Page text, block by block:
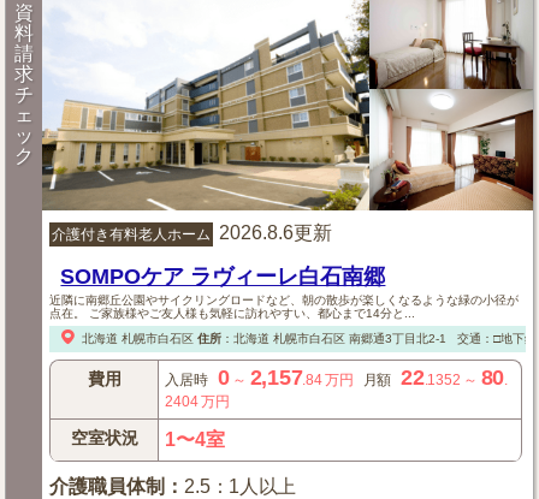
資
料
請
求
チ
ェ
ッ
ク
介護付き有料老人ホーム 2026.8.6更新
SOMPOケア ラヴィーレ白石南郷
近隣に南郷丘公園やサイクリングロードなど、朝の散歩が楽しくなるような緑の小径が
点在。 ご家族様やご友人様も気軽に訪れやすい、都心まで14分と...
北海道 札幌市白石区 住所： 北海道 札幌市白石区南郷通3丁目北2-1 交通：□地下
費用 入居時 0～ 2,157.84万円 月額 22.1352 ～ 80.
2404万円
空室状況 1〜4室
介護職員体制 ： 2.5：1人以上